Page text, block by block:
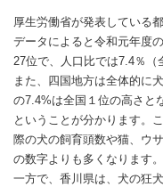
厚生労働省が発表している
データによると令和元年度
27位で、人口比では7.4％（
また、四国地方は全体的に
の7.4%は全国１位の高さと
ということが分かります。
際の犬の飼育頭数や猫、ウ
の数字よりも多くなります。
一方で、香川県は、犬の狂